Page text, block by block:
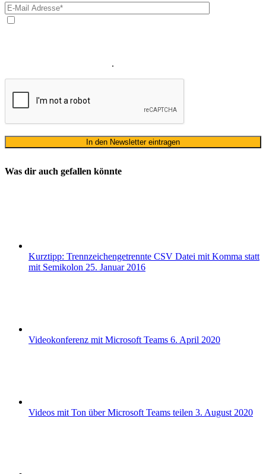
.
Was dir auch gefallen könnte
Kurztipp: Trennzeichengetrennte CSV Datei mit Komma statt
mit Semikolon 25. Januar 2016
Videokonferenz mit Microsoft Teams 6. April 2020
Videos mit Ton über Microsoft Teams teilen 3. August 2020